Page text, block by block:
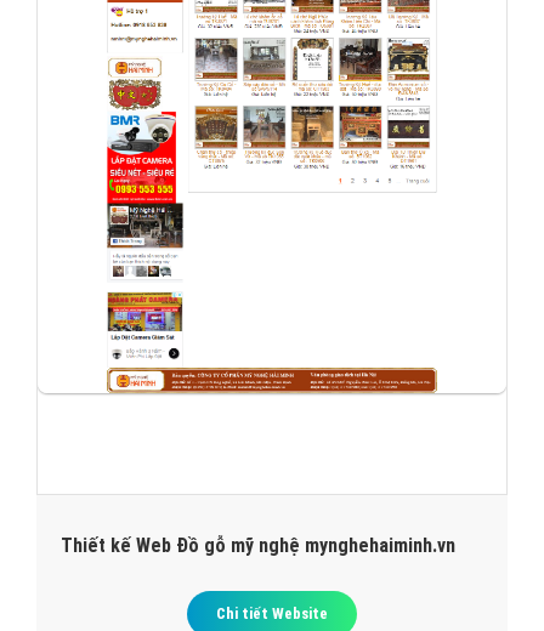
Thiết kế Web Đồ gỗ mỹ nghệ mynghehaiminh.vn
Chi tiết Website